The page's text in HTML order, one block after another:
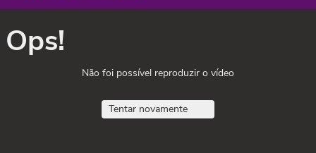
Ops!
Não foi possível reproduzir o vídeo
Tentar novamente